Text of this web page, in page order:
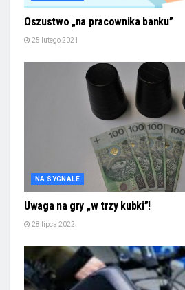
Oszustwo „na pracownika banku”
25 lutego 2021
NA SYGNALE
Uwaga na gry „w trzy kubki”!
28 lipca 2022